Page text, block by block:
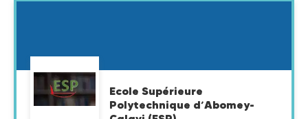
Ecole Supérieure
Polytechnique d’Abomey-